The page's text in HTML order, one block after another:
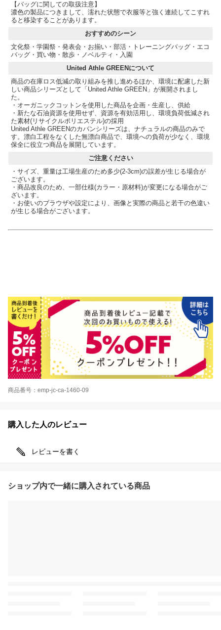
【バッグに関しての取扱注意】
濃色の製品につきまして、濡れた状態で衣服等と強く連続してこすれ
ると移染することがあります。
おすすめのシーン
文化祭・学園祭・発表会・お揃い・部活・トレーニングバッグ・エコ
バッグ・買い物・散歩・ノベルティ・入園
United Athle GREENについて
商品の在庫ロス低減の取り組みを推し進めるほか、環境に配慮した新
しい商品シリーズとして「United Athle GREEN」が展開されまし
た。
・オーガニックコットンを使用した商品を企画・生産し、供給
・新たな石油資源を使用せず、資源を有効活用し、環境負荷低減され
た素材(リサイクルポリエステル)の採用
United Athle GREENのカバンシリーズは、ナチュラルの商品のみで
す。漂白工程をなくした無漂白商品で、環境への負荷が少なく、環境
保全に役立つ商品を展開しています。
ご注意ください
・サイズ、重量は工場生産のため多少(2-3cm)の誤差が生じる場合が
ございます。
・商品改良のため、一部仕様(カラー・原材料)が変更になる場合がご
ざいます。
・お使いのブラウザや設定により、画像と実際の商品と若干の色違い
が生じる場合がございます。
商品番号：emp-jc-ca-1460-09
購入した人のレビュー
レビューを書く
ショップ内で一緒に購入されている商品